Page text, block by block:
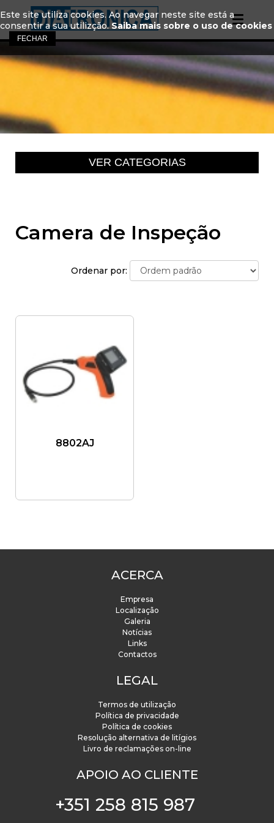
Camera de Inspeção
Ordenar por:
8802AJ
ACERCA
Empresa
Localização
Galeria
Notícias
Links
Contactos
LEGAL
Termos de utilização
Política de privacidade
Política de cookies
Resolução alternativa de litígios
Livro de reclamações on-line
APOIO AO CLIENTE
+351 258 815 987
Este site utiliza cookies. Ao navegar neste site está a
consentir a sua utilizção. Saiba mais sobre o uso de cookies